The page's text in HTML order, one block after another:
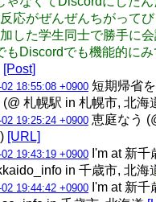
応がぜんぜんちがって
した学生同士で勝手に会
もDiscordでも機能的に
[Post]
18:55:08 +0900 短期帰省
(@ 札幌駅 in 札幌市, 北海
19:25:24 +0900 恵庭なう
[URL]
19:43:19 +0900 I'm at 新千
in 千歳市, 北海
19:44:42 +0900 I'm at 新千